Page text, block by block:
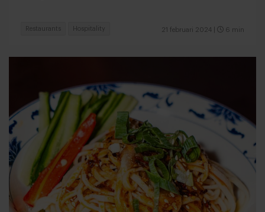
21 februari 2024 6 min
Restaurants Hospitality